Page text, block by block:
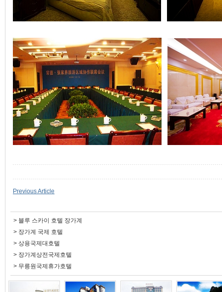
Previous Article
> 블루 스카이 호텔 장가계
> 장가계 국제 호텔
> 상용국제대호텔
> 장가계상전국제호텔
> 무릉원국제휴가호텔